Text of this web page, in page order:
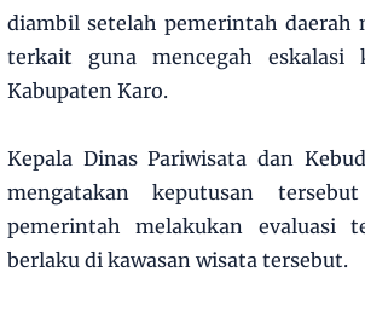
diambil setelah pemerintah daerah
terkait guna mencegah eskalasi
Kabupaten Karo.
Kepala Dinas Pariwisata dan
mengatakan keputusan
pemerintah melakukan evaluasi
berlaku di kawasan wisata tersebut.